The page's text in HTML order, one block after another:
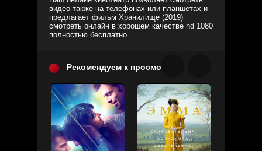
видео также на телефонах или планшетах и
предлагает фильм Хранилище (2019)
смотреть онлайн в хорошем качестве hd 1080
полностью бесплатно.
Рекомендуем к просмотру: